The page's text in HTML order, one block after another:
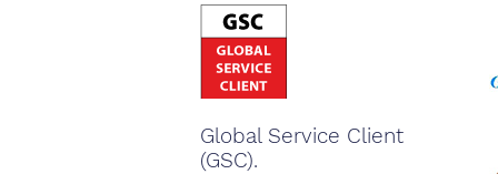
Global Service Client
(GSC).